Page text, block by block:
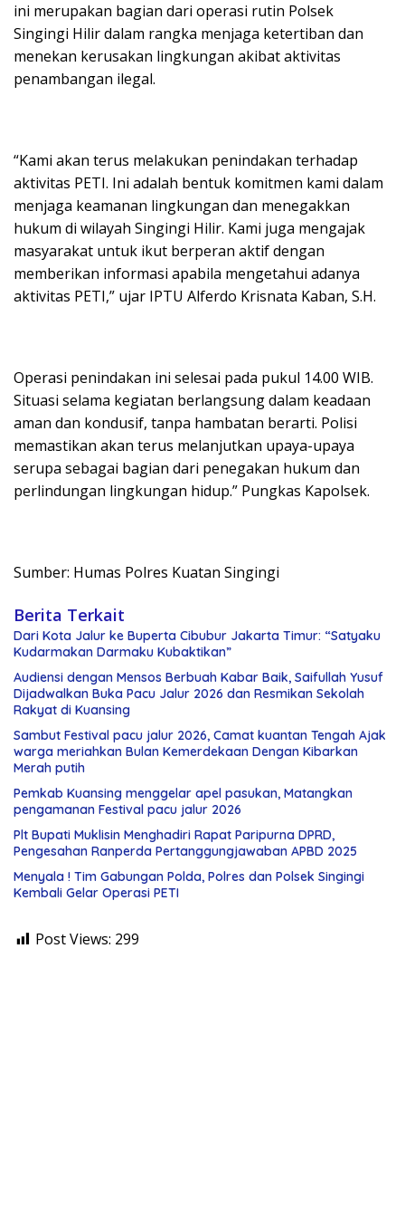
ini merupakan bagian dari operasi rutin Polsek
Singingi Hilir dalam rangka menjaga ketertiban dan
menekan kerusakan lingkungan akibat aktivitas
penambangan ilegal.
“Kami akan terus melakukan penindakan terhadap
aktivitas PETI. Ini adalah bentuk komitmen kami dalam
menjaga keamanan lingkungan dan menegakkan
hukum di wilayah Singingi Hilir. Kami juga mengajak
masyarakat untuk ikut berperan aktif dengan
memberikan informasi apabila mengetahui adanya
aktivitas PETI,” ujar IPTU Alferdo Krisnata Kaban, S.H.
Operasi penindakan ini selesai pada pukul 14.00 WIB.
Situasi selama kegiatan berlangsung dalam keadaan
aman dan kondusif, tanpa hambatan berarti. Polisi
memastikan akan terus melanjutkan upaya-upaya
serupa sebagai bagian dari penegakan hukum dan
perlindungan lingkungan hidup.” Pungkas Kapolsek.
Sumber: Humas Polres Kuatan Singingi
Berita Terkait
Dari Kota Jalur ke Buperta Cibubur Jakarta Timur: “Satyaku
Kudarmakan Darmaku Kubaktikan”
Audiensi dengan Mensos Berbuah Kabar Baik, Saifullah Yusuf
Dijadwalkan Buka Pacu Jalur 2026 dan Resmikan Sekolah
Rakyat di Kuansing
Sambut Festival pacu jalur 2026, Camat kuantan Tengah Ajak
warga meriahkan Bulan Kemerdekaan Dengan Kibarkan
Merah putih
Pemkab Kuansing menggelar apel pasukan, Matangkan
pengamanan Festival pacu jalur 2026
Plt Bupati Muklisin Menghadiri Rapat Paripurna DPRD,
Pengesahan Ranperda Pertanggungjawaban APBD 2025
Menyala ! Tim Gabungan Polda, Polres dan Polsek Singingi
Kembali Gelar Operasi PETI
Post Views: 299